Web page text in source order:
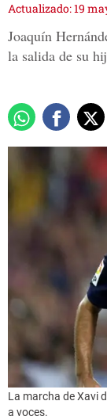
Actualizado: 19
Joaquín
la salida de su
La marcha de Xavi
a voces.